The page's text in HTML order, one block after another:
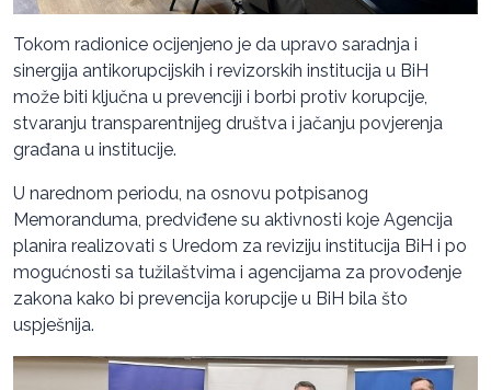
Tokom radionice ocijenjeno je da upravo saradnja i
sinergija antikorupcijskih i revizorskih institucija u BiH
može biti ključna u prevenciji i borbi protiv korupcije,
stvaranju transparentnijeg društva i jačanju povjerenja
građana u institucije.
U narednom periodu, na osnovu potpisanog
Memoranduma, predviđene su aktivnosti koje Agencija
planira realizovati s Uredom za reviziju institucija BiH i po
mogućnosti sa tužilaštvima i agencijama za provođenje
zakona kako bi prevencija korupcije u BiH bila što
uspješnija.